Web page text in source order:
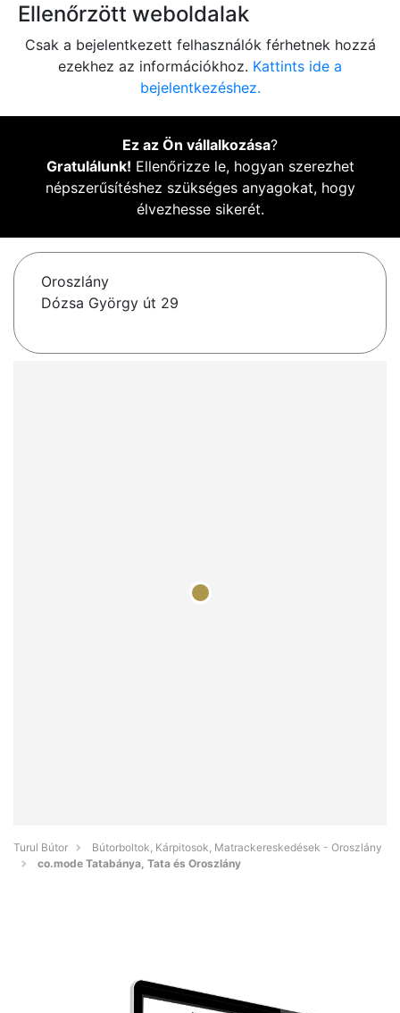
Ellenőrzött weboldalak
Csak a bejelentkezett felhasználók férhetnek hozzá
ezekhez az információkhoz. Kattints ide a
bejelentkezéshez.
Ez az Ön vállalkozása?
Gratulálunk! Ellenőrizze le, hogyan szerezhet
népszerűsítéshez szükséges anyagokat, hogy
élvezhesse sikerét.
Oroszlány
Dózsa György út 29
Turul Bútor
Bútorboltok, Kárpitosok, Matrackereskedések - Oroszlány
co.mode Tatabánya, Tata és Oroszlány